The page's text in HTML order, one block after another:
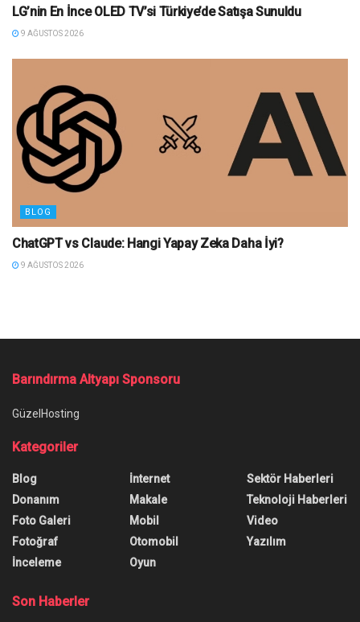
LG’nin En İnce OLED TV’si Türkiye’de Satışa Sunuldu
9 AĞUSTOS 2026
BLOG
ChatGPT vs Claude: Hangi Yapay Zeka Daha İyi?
9 AĞUSTOS 2026
Barındırma Altyapı Sponsoru
GüzelHosting
Kategoriler
Blog
Donanım
Foto Galeri
Fotoğraf
İnceleme
İnternet
Makale
Mobil
Otomobil
Oyun
Sektör Haberleri
Teknoloji Haberleri
Video
Yazılım
Son Haberler